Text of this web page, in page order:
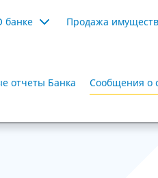
банке Продажа
отчеты Банка Сообщения о